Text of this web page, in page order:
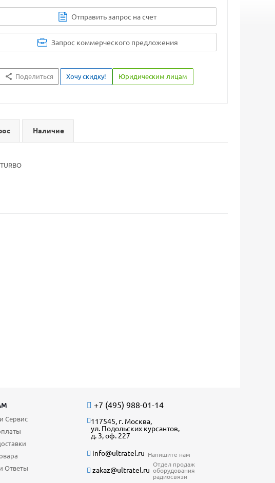
Отправить запрос на счет
Запрос коммерческого предложения
Поделиться Хочу скидку! Юридическим лицам
Наличие
Сервис
Ответы
+7 (495) 988-01-14
117545, г. Москва,
ул. Подольских курсантов,
д. 3, оф. 227
info@ultratel.ru Напишите нам
zakaz@ultratel.ru
Отдел продаж
оборудования
радиосвязи